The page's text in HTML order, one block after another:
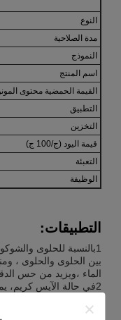
النوع
مدة الصلاحية
النموذج
اسم المنتج
القيمة الحمضية محتوى
التطبيق
التخزين
قيمة اليود (ج/100 ج)
التعبئة
الوظيفة
التطبيقات:
1بالنسبة للحلوى
بين الحلوى والحلوى ،
الماء ،ويزيد من حس الدقةوكان
2في حالة الآيس كريم،
3بالنسبة للمارغرين ،